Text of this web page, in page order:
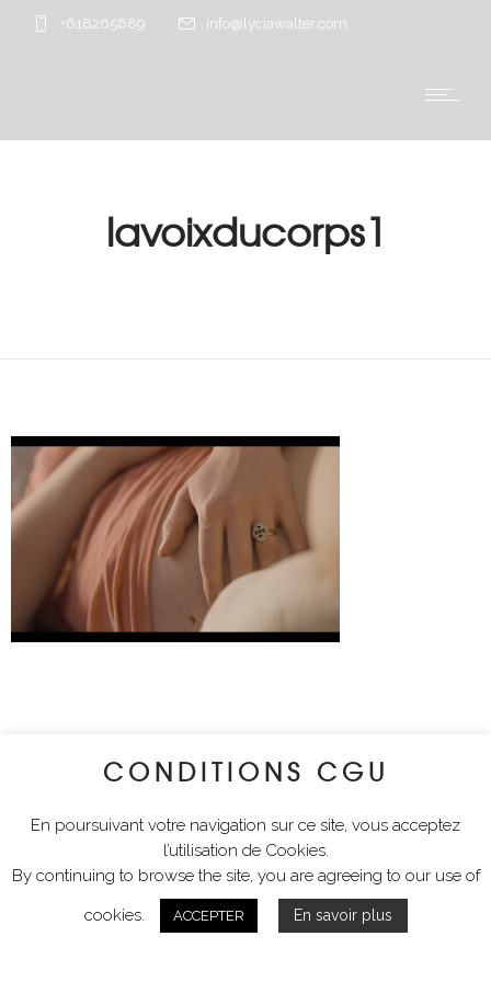
+618265689 info@lyciawalter.com
lavoixducorps1
CONDITIONS CGU
En poursuivant votre navigation sur ce site, vous acceptez
l’utilisation de Cookies.
By continuing to browse the site, you are agreeing to our use of
cookies.
ACCEPTER En savoir plus